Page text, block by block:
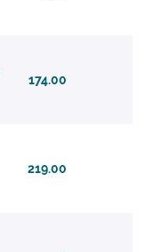
174.00
219.00